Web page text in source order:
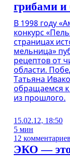
грибами и
В 1998 году
конкурс
страницах
мельница»
рецептов от
области.
Татьяна
обращаемся
из прошлого.
15.02.12, 18:50
5 мин
12 комментариев
ЭКО — это